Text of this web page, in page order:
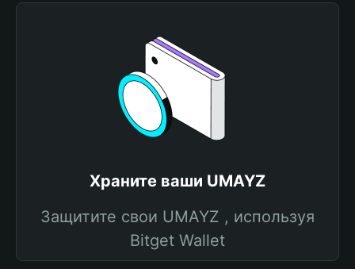
Храните ваши UMAYZ
Защитите свои UMAYZ , используя
Bitget Wallet